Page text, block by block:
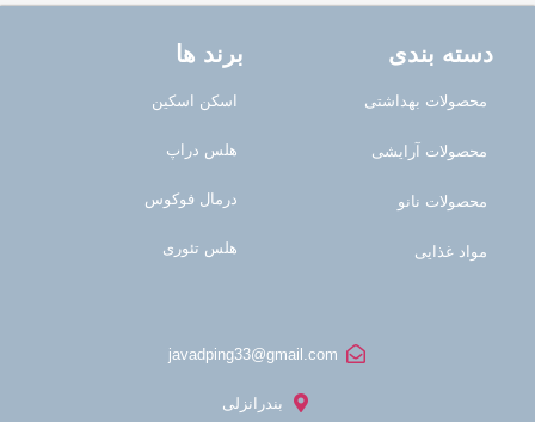
دسته بندی
محصولات بهداشتی
محصولات آرایشی
محصولات نانو
مواد غذایی
برند ها
اسکن اسکین
هلس دراپ
درمال فوکوس
هلس تئوری
javadping33@gmail.com
بندرانزلی